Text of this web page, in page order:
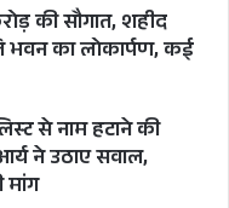
की सौगात, शहीद
भवन का लोकार्पण, कई
से नाम हटाने की
ने उठाए सवाल,
मांग